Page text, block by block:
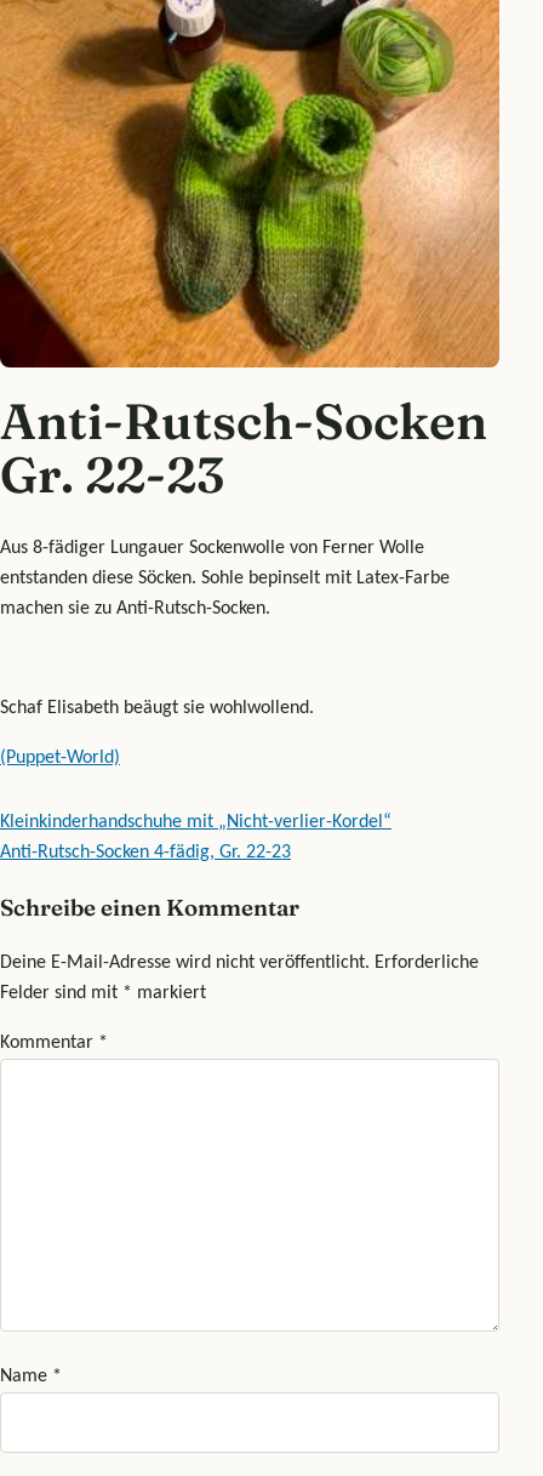
Anti-Rutsch-Socken
Gr. 22-23
Aus 8-fädiger Lungauer Sockenwolle von Ferner Wolle
entstanden diese Söcken. Sohle bepinselt mit Latex-Farbe
machen sie zu Anti-Rutsch-Socken.
Schaf Elisabeth beäugt sie wohlwollend.
(Puppet-World)
Beitragsnavigation
Kleinkinderhandschuhe mit „Nicht-verlier-Kordel“
Anti-Rutsch-Socken 4-fädig, Gr. 22-23
Schreibe einen Kommentar
Deine E-Mail-Adresse wird nicht veröffentlicht. Erforderliche
Felder sind mit * markiert
Kommentar *
Name *